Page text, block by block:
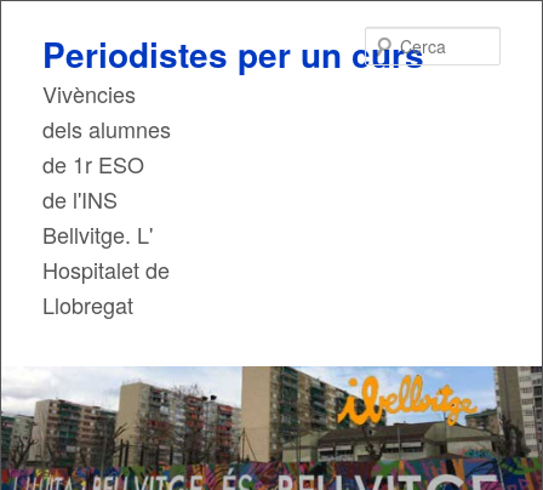
Periodistes per un curs
Vivències
dels alumnes
de 1r ESO
de l'INS
Bellvitge. L'
Hospitalet de
Llobregat